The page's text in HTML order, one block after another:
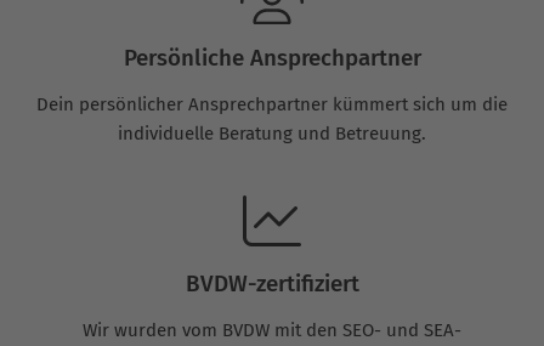
Persönliche Ansprechpartner
Dein persönlicher Ansprechpartner kümmert sich um die
individuelle Beratung und Betreuung.
BVDW-zertifiziert
Wir wurden vom BVDW mit den SEO- und SEA-